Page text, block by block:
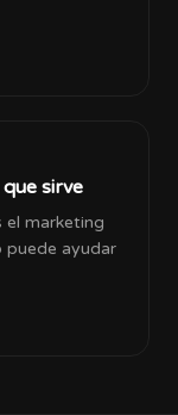
sirve
el marketing
puede ayudar